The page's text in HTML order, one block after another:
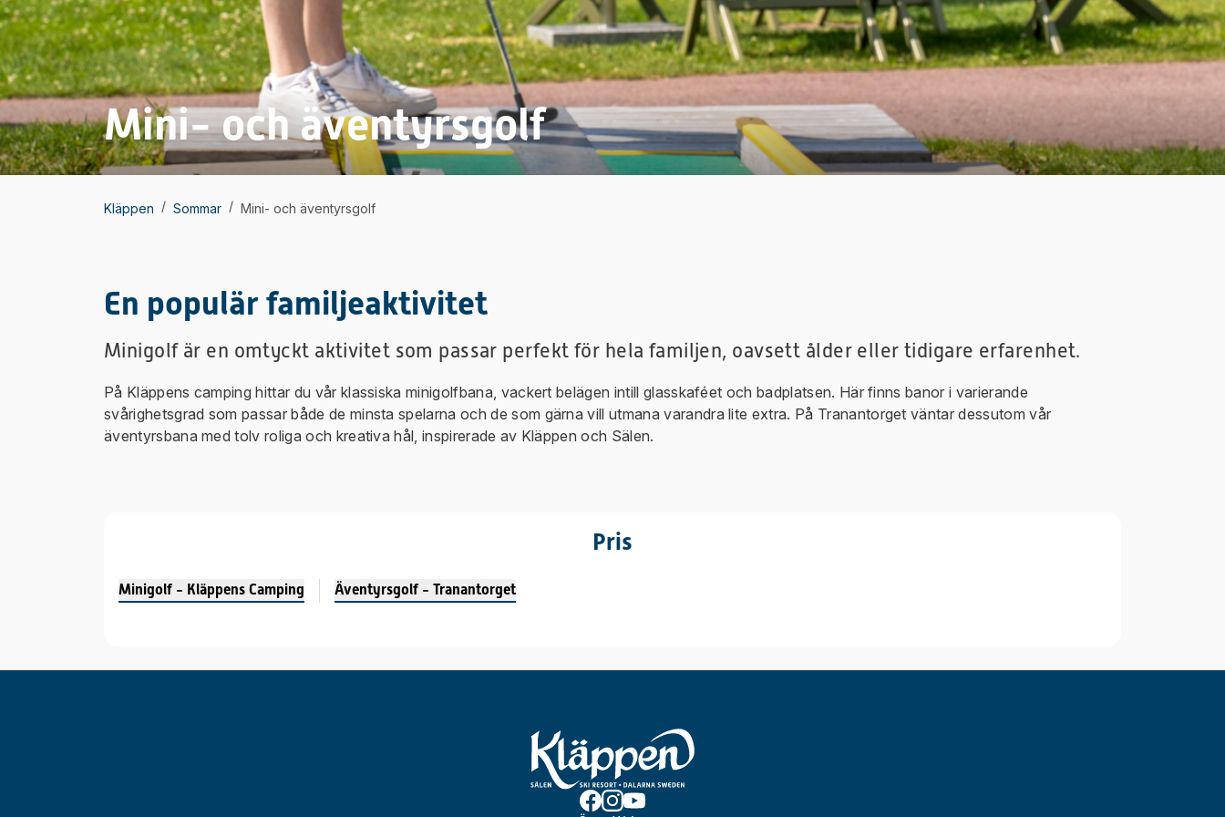
Mini- och äventyrsgolf
Kläppen / Sommar / Mini- och äventyrsgolf
En populär familjeaktivitet
Minigolf är en omtyckt aktivitet som passar perfekt för hela familjen, oavsett ålder eller tidigare erfarenhet.
På Kläppens camping hittar du vår klassiska minigolfbana, vackert belägen intill glasskaféet och badplatsen. Här finns banor i varierande
svårighetsgrad som passar både de minsta spelarna och de som gärna vill utmana varandra lite extra. På Tranantorget väntar dessutom vår
äventyrsbana med tolv roliga och kreativa hål, inspirerade av Kläppen och Sälen.
Pris
Minigolf - Kläppens Camping Äventyrsgolf - Tranantorget